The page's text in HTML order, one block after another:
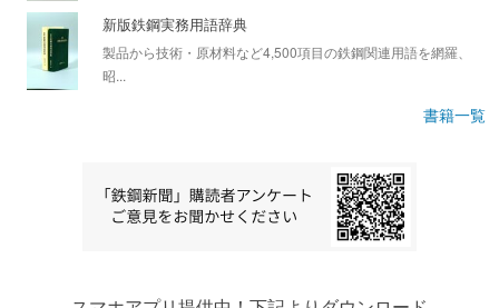
新版鉄鋼実務用語辞典
製品から技術・原材料など4,500項目の鉄鋼関連用語を網羅、
昭...
書籍一覧